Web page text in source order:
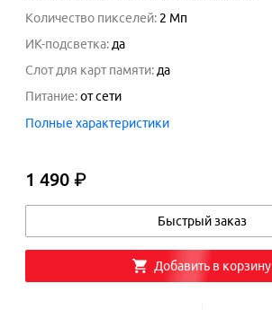
Количество пикселей: 2 Мп
ИК-подсветка: да
Слот для карт памяти: да
Питание:от сети
Полные характеристики
1 490 ₽1 490 ₽
Быстрый заказ
Добавить в корзину